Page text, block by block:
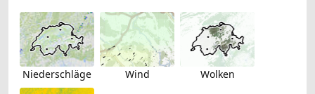
Niederschläge Wind Wolken